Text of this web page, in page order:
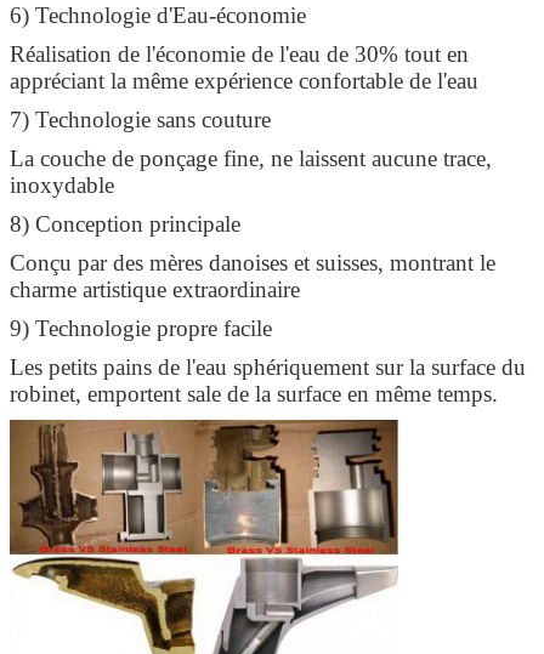
Laisser un message
Nous vous rappellerons bientôt!
SOUMETTRE
6) Technologie d'Eau-économie
Réalisation de l'économie de l'eau de 30% tout en
appréciant la même expérience confortable de l'eau
7) Technologie sans couture
La couche de ponçage fine, ne laissent aucune trace,
inoxydable
8) Conception principale
Conçu par des mères danoises et suisses, montrant le
charme artistique extraordinaire
9) Technologie propre facile
Les petits pains de l'eau sphériquement sur la surface du
robinet, emportent sale de la surface en même temps.